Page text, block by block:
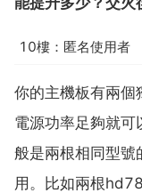
10樓：匿名使用者
你的主機板有兩個
電源功率足夠就可
般是兩根相同型號
用。比如兩根